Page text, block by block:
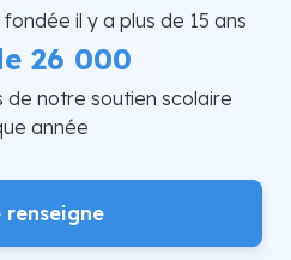
il y a plus de 15 ans
26 000
notre soutien scolaire
année
renseigne